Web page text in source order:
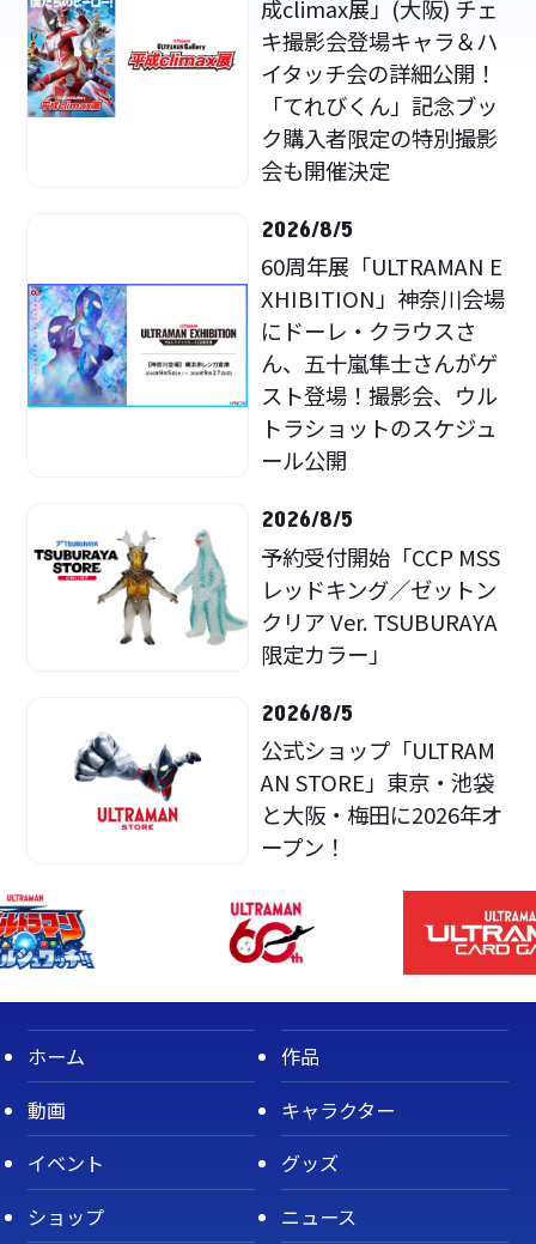
成climax展」(大阪) チェ
キ撮影会登場キャラ＆ハ
イタッチ会の詳細公開！
「てれびくん」記念ブッ
ク購入者限定の特別撮影
会も開催決定
2026/8/5
60周年展「ULTRAMAN E
XHIBITION」神奈川会場
にドーレ・クラウスさ
ん、五十嵐隼士さんがゲ
スト登場！撮影会、ウル
トラショットのスケジュ
ール公開
2026/8/5
予約受付開始「CCP MSS
レッドキング／ゼットン
クリア Ver. TSUBURAYA
限定カラー」
2026/8/5
公式ショップ「ULTRAM
AN STORE」東京・池袋
と大阪・梅田に2026年オ
ープン！
ホーム
作品
動画
キャラクター
イベント
グッズ
ショップ
ニュース